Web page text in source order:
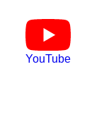
YouTube